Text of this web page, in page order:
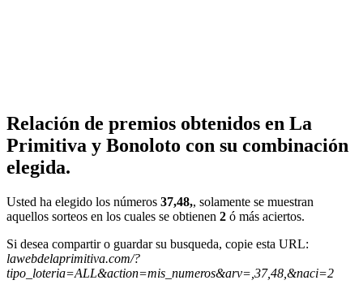
Relación de premios obtenidos en La
Primitiva y Bonoloto con su combinación
elegida.
Usted ha elegido los números 37,48,, solamente se muestran
aquellos sorteos en los cuales se obtienen 2 ó más aciertos.
Si desea compartir o guardar su busqueda, copie esta URL:
lawebdelaprimitiva.com/?
tipo_loteria=ALL&action=mis_numeros&arv=,37,48,&naci=2